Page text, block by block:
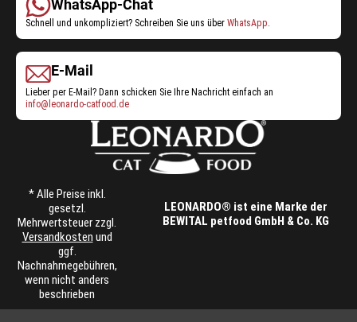
WhatsApp-Chat
Schnell und unkompliziert? Schreiben Sie uns über WhatsApp
E-Mail
Lieber per E-Mail? Dann schicken Sie Ihre Nachricht einfach an
info@leonardo-catfood.de
* Alle Preise inkl.
gesetzl.
Mehrwertsteuer zzgl.
Versandkosten und
ggf.
Nachnahmegebühren,
wenn nicht anders
beschrieben
LEONARDO® ist eine Marke der
BEWITAL petfood GmbH & Co. KG